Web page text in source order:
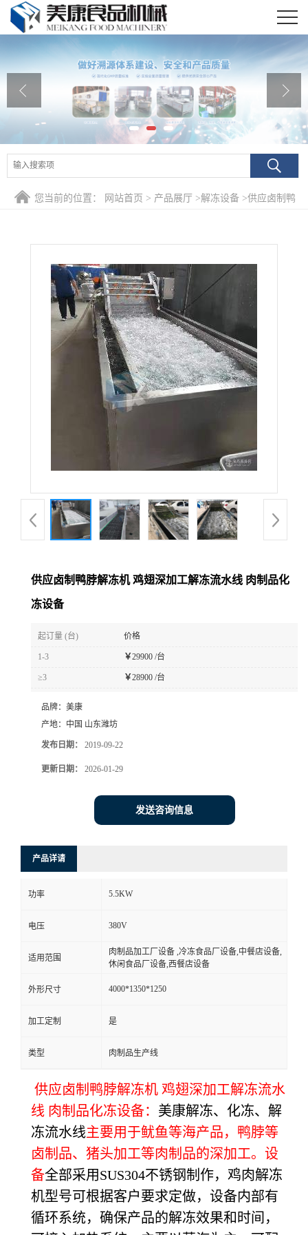
公司首页
产品展厅
联系我们
您当前的位置： 网站首页 > 产品展厅 >解冻设备 >供应卤制鸭
供应卤制鸭脖解冻机 鸡翅深加工解冻流水线 肉制品化
冻设备
起订量 (台) 价格
1-3 ￥29900 /台
≥3 ￥28900 /台
品牌： 美康
产地： 中国 山东潍坊
发布日期： 2019-09-22
更新日期： 2026-01-29
发送咨询信息
产品详请
功率 5.5KW
电压 380V
适用范围
肉制品加工厂设备 ,冷冻食品厂设备,中餐店设备,
休闲食品厂设备,西餐店设备
外形尺寸 4000*1350*1250
加工定制 是
类型 肉制品生产线
供应卤制鸭脖解冻机 鸡翅深加工解冻流水
线 肉制品化冻设备： 美康解冻、化冻、解
冻流水线主要用于鱿鱼等海产品，鸭脖等
卤制品、猪头加工等肉制品的深加工。设
备全部采用SUS304不锈钢制作，鸡肉解冻
机型号可根据客户要求定做，设备内部有
循环系统，确保产品的解冻效果和时间，